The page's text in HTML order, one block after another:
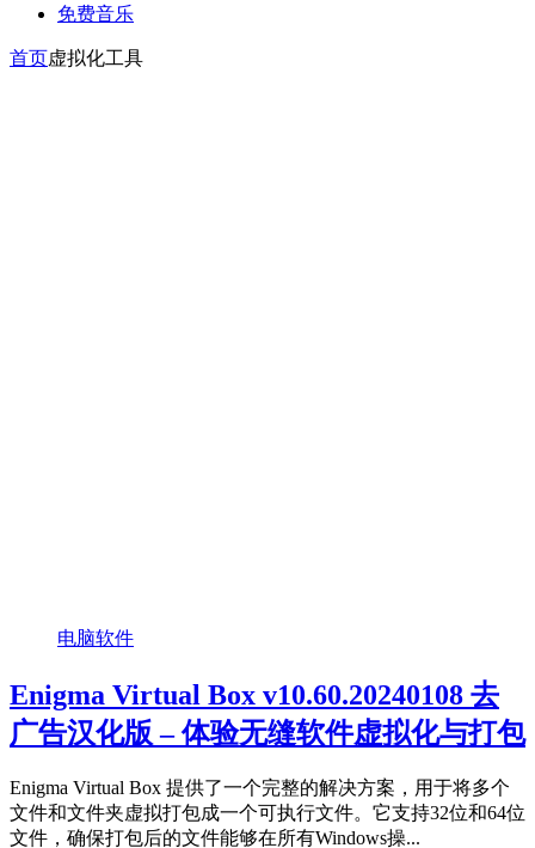
免费音乐
首页虚拟化工具
电脑软件
Enigma Virtual Box v10.60.20240108 去
广告汉化版 – 体验无缝软件虚拟化与打包
Enigma Virtual Box 提供了一个完整的解决方案，用于将多个
文件和文件夹虚拟打包成一个可执行文件。它支持32位和64位
文件，确保打包后的文件能够在所有Windows操...